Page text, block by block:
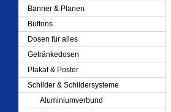
Banner & Planen
Buttons
Dosen für alles
Getränkedosen
Plakat & Poster
Schilder & Schildersysteme
Aluminiumverbund